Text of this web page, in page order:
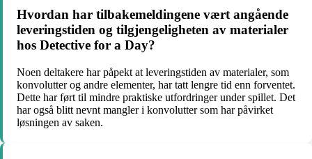
Hvordan har tilbakemeldingene vært angående
leveringstiden og tilgjengeligheten av materialer
hos Detective for a Day?
Noen deltakere har påpekt at leveringstiden av materialer, som
konvolutter og andre elementer, har tatt lengre tid enn forventet.
Dette har ført til mindre praktiske utfordringer under spillet. Det
har også blitt nevnt mangler i konvolutter som har påvirket
løsningen av saken.